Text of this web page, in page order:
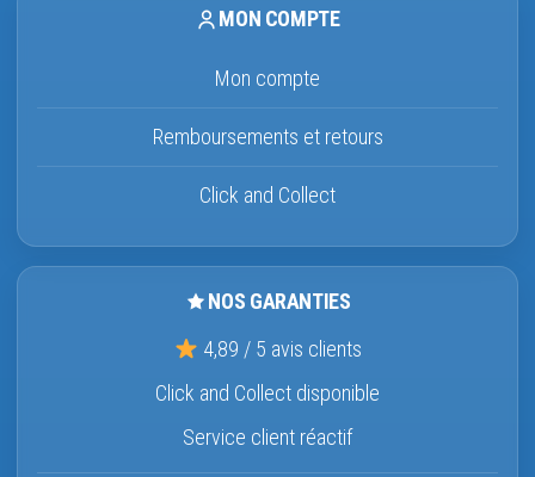
MON COMPTE
Mon compte
Remboursements et retours
Click and Collect
NOS GARANTIES
4,89 / 5 avis clients
Click and Collect disponible
Service client réactif